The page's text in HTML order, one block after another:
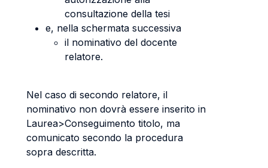
consultazione della tesi
e, nella schermata successiva
il nominativo del docente
relatore.
Nel caso di secondo relatore, il
nominativo non dovrà essere inserito in
Laurea>Conseguimento titolo, ma
comunicato secondo la procedura
sopra descritta.